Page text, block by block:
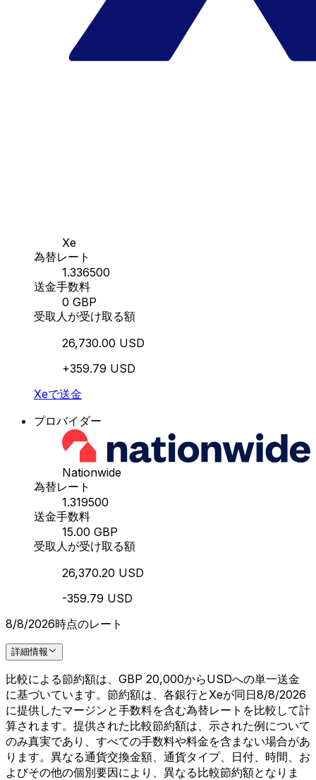
Xe
為替レート
1.336500
送金手数料
0 GBP
受取人が受け取る額
26,730.00 USD
+359.79 USD
Xeで送金
プロバイダー
Nationwide
為替レート
1.319500
送金手数料
15.00 GBP
受取人が受け取る額
26,370.20 USD
-359.79 USD
8/8/2026時点のレート
詳細情報
比較による節約額は、GBP 20,000からUSDへの単一送金
に基づいています。節約額は、各銀行とXeが同日8/8/2026
に提供したマージンと手数料を含む為替レートを比較して計
算されます。提供された比較節約額は、示された例について
のみ真実であり、すべての手数料や料金を含まない場合があ
ります。異なる通貨交換金額、通貨タイプ、日付、時間、お
よびその他の個別要因により、異なる比較節約額となりま